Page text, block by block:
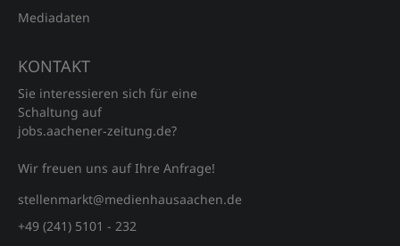
Mediadaten
KONTAKT
Sie interessieren sich für eine
Schaltung auf
jobs.aachener‑zeitung.de?
Wir freuen uns auf Ihre Anfrage!
stellenmarkt@medienhausaachen.de
+49 (241) 5101 - 232